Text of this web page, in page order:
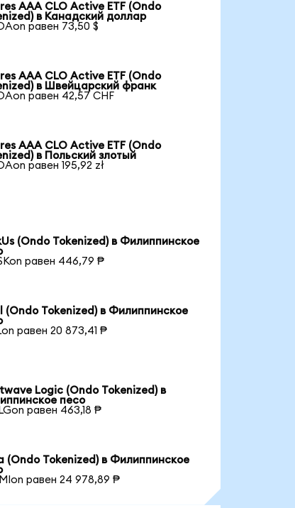
AAA CLO Active ETF (Ondo
в Канадский доллар
равен 73,50 $
AAA CLO Active ETF (Ondo
в Швейцарский франк
равен 42,57 CHF
AAA CLO Active ETF (Ondo
в Польский злотый
равен 195,92 zł
(Ondo Tokenized) в Филиппинское
равен 446,79 ₱
(Ondo Tokenized) в Филиппинское
равен 20 873,41 ₱
Logic (Ondo Tokenized) в
песо
равен 463,18 ₱
(Ondo Tokenized) в Филиппинское
равен 24 978,89 ₱